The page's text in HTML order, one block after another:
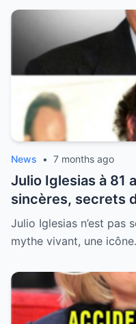
News • 7 months ago
Julio Iglesias à 81
sincères, secrets
sa santé, la
Julio Iglesias n’est pas
mythe vivant, une